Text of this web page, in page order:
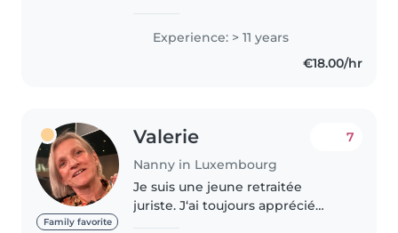
individuality, motor skills and
language development, being
Experience: > 11 years
€18.00/hr
Family favorite
Valerie
Nanny in Luxembourg
7
Je suis une jeune retraitée
juriste. J‘ai toujours apprécié